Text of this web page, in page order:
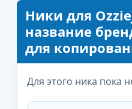
Ники для
название
для
Для этого ника пока